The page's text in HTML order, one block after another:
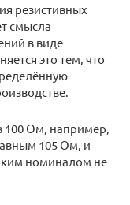
резистивных
смысла
в виде
это тем, что
100 Ом, например,
105 Ом, и
номиналом не